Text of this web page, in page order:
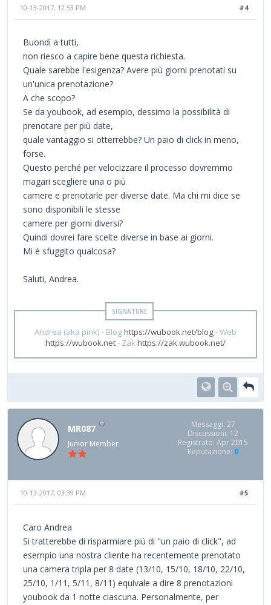
#4
10-13-2017, 12:53 PM
Buondì a tutti,
non riesco a capire bene questa richiesta.
Quale sarebbe l'esigenza? Avere più giorni prenotati su
un'unica prenotazione?
A che scopo?
Se da youbook, ad esempio, dessimo la possibilità di
prenotare per più date,
quale vantaggio si otterrebbe? Un paio di click in meno,
forse.
Questo perché per velocizzare il processo dovremmo
magari scegliere una o più
camere e prenotarle per diverse date. Ma chi mi dice se
sono disponibili le stesse
camere per giorni diversi?
Quindi dovrei fare scelte diverse in base ai giorni.
Mi è sfuggito qualcosa?
Saluti, Andrea.
Andrea (aka pink) - Bloghttps://wubook.net/blog- Web
https://wubook.net- Zak https://zak.wubook.net/
MR087
Junior Member
Messaggi: 27
Discussioni: 12
Registrato: Apr 2015
Reputazione: 0
#5
10-13-2017, 03:39 PM
Caro Andrea
Si tratterebbe di risparmiare più di "un paio di click", ad
esempio una nostra cliente ha recentemente prenotato
una camera tripla per 8 date (13/10, 15/10, 18/10, 22/10,
25/10, 1/11, 5/11, 8/11) equivale a dire 8 prenotazioni
youbook da 1 notte ciascuna. Personalmente, per